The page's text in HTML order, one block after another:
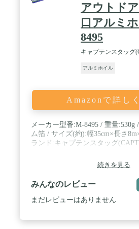
アウトド
口アルミ
8495
キャプテンスタッグ
アルミホイル
Amazonで詳し
メーカー型番:M-8495 / 重量:530g
ム箔 / サイズ(約):幅35cm×長さ
ランド:キャプテンスタッグ
続きを見る
みんなのレビュー
まだレビューはありません